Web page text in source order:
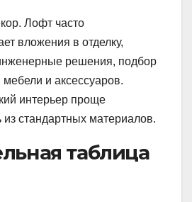
Лофт часто
вложения в отделку,
решения, подбор
мебели и аксессуаров.
интерьер проще
из стандартных материалов.
таблица